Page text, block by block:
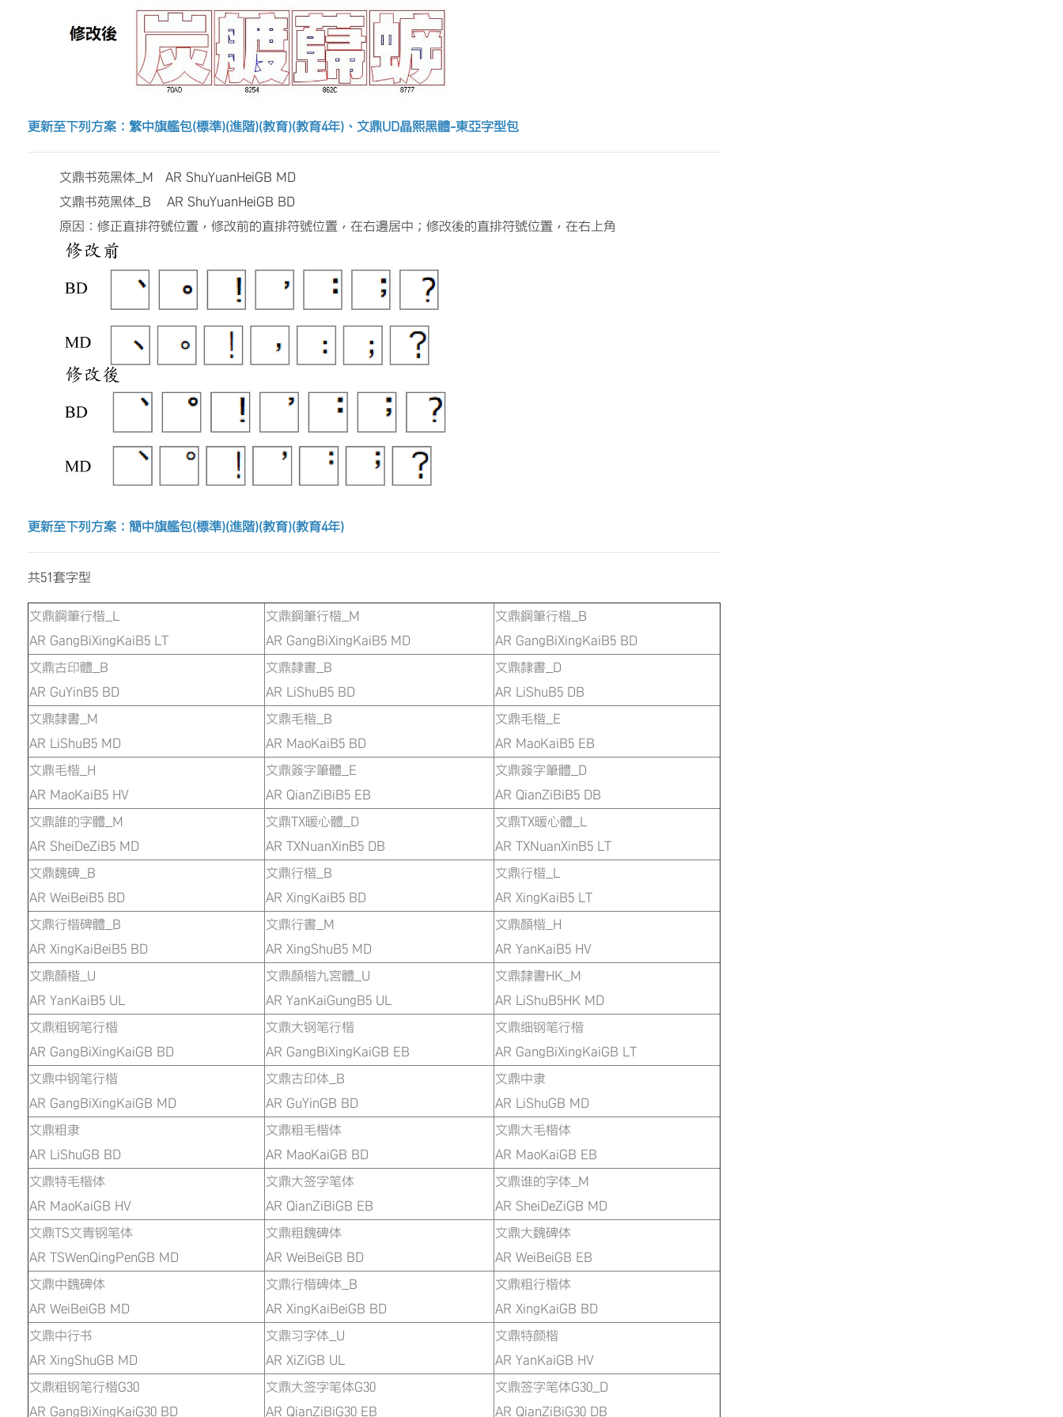
更新至下列方案：繁中旗艦包(標準)(進階)(教育)(教育4年)、文鼎UD晶熙黑體-東亞字型包
文鼎书苑黑体_M AR ShuYuanHeiGB MD
文鼎书苑黑体_B AR ShuYuanHeiGB BD
原因：修正直排符號位置，修改前的直排符號位置，在右邊居中；修改後的直排符號位置，在右上角
更新至下列方案：簡中旗艦包(標準)(進階)(教育)(教育4年)
共51套字型
文鼎鋼筆行楷_L
AR GangBiXingKaiB5 LT
文鼎鋼筆行楷_M
AR GangBiXingKaiB5 MD
文鼎鋼筆行楷_B
AR GangBiXingKaiB5 BD
文鼎古印體_B
AR GuYinB5 BD
文鼎隸書_B
AR LiShuB5 BD
文鼎隸書_D
AR LiShuB5 DB
文鼎隸書_M
AR LiShuB5 MD
文鼎毛楷_B
AR MaoKaiB5 BD
文鼎毛楷_E
AR MaoKaiB5 EB
文鼎毛楷_H
AR MaoKaiB5 HV
文鼎簽字筆體_E
AR QianZiBiB5 EB
文鼎簽字筆體_D
AR QianZiBiB5 DB
文鼎誰的字體_M
AR SheiDeZiB5 MD
文鼎TX暖心體_D
AR TXNuanXinB5 DB
文鼎TX暖心體_L
AR TXNuanXinB5 LT
文鼎魏碑_B
AR WeiBeiB5 BD
文鼎行楷_B
AR XingKaiB5 BD
文鼎行楷_L
AR XingKaiB5 LT
文鼎行楷碑體_B
AR XingKaiBeiB5 BD
文鼎行書_M
AR XingShuB5 MD
文鼎顏楷_H
AR YanKaiB5 HV
文鼎顏楷_U
AR YanKaiB5 UL
文鼎顏楷九宮體_U
AR YanKaiGungB5 UL
文鼎隸書HK_M
AR LiShuB5HK MD
文鼎粗钢笔行楷
AR GangBiXingKaiGB BD
文鼎大钢笔行楷
AR GangBiXingKaiGB EB
文鼎细钢笔行楷
AR GangBiXingKaiGB LT
文鼎中钢笔行楷
AR GangBiXingKaiGB MD
文鼎古印体_B
AR GuYinGB BD
文鼎中隶
AR LiShuGB MD
文鼎粗隶
AR LiShuGB BD
文鼎粗毛楷体
AR MaoKaiGB BD
文鼎大毛楷体
AR MaoKaiGB EB
文鼎特毛楷体
AR MaoKaiGB HV
文鼎大签字笔体
AR QianZiBiGB EB
文鼎谁的字体_M
AR SheiDeZiGB MD
文鼎TS文青钢笔体
AR TSWenQingPenGB MD
文鼎粗魏碑体
AR WeiBeiGB BD
文鼎大魏碑体
AR WeiBeiGB EB
文鼎中魏碑体
AR WeiBeiGB MD
文鼎行楷碑体_B
AR XingKaiBeiGB BD
文鼎粗行楷体
AR XingKaiGB BD
文鼎中行书
AR XingShuGB MD
文鼎习字体_U
AR XiZiGB UL
文鼎特颜楷
AR YanKaiGB HV
文鼎粗钢笔行楷G30
AR GangBiXingKaiG30 BD
文鼎大签字笔体G30
AR QianZiBiG30 EB
文鼎签字笔体G30_D
AR QianZiBiG30 DB